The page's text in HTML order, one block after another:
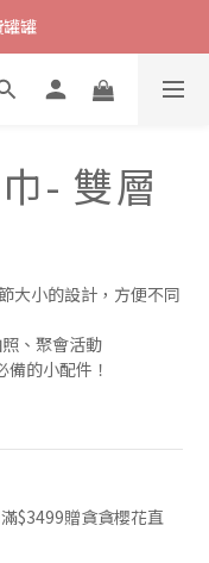
罐
- 雙層
大小的設計，方便不同
、聚會活動
的小配件！
$3499贈貪貪櫻花直